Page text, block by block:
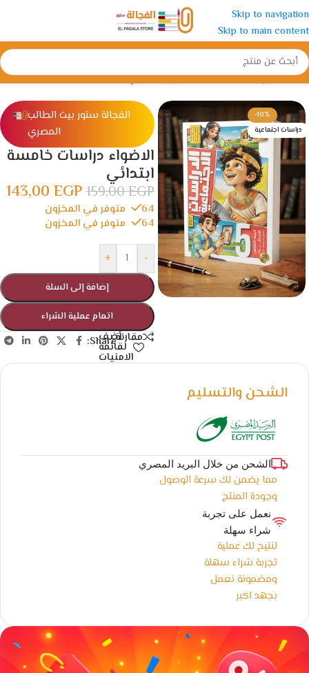
Skip to navigation
Skip to main content
الرئيسية/الإبتدائية/الصف الخامس الأبتدائي
-10%
دراسات اجتماعية
الفجالة ستور بيت الطالب
المصري
الاضواء دراسات خامسة
ابتدائي
159,00EGP
143,00 EGP
64 متوفر في المخزون
64 متوفر في المخزون
-
+
إضافة إلى السلة
اتمام عملية الشراء
مقارنةأضف
لقائمة
الامنيات
Share:
الشحن والتسليم
الشحن من خلال البريد المصري
مما يضمن لك سرعة الوصول
وجودة المنتج
نعمل على تجربة
شراء سهلة
لنتيح لك عملية
تجربة شراء سهلة
ومضمونة نعمل
بجهد اكبر